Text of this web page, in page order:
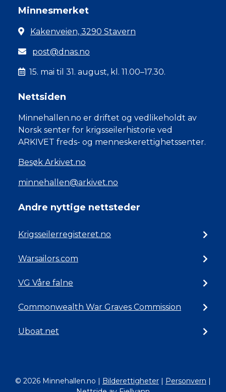
Minnesmerket
Kakenveien, 3290 Stavern
post@dnas.no
15. mai til 31. august, kl. 11.00–17.30.
Nettsiden
Minnehallen.no er driftet og vedlikeholdt av
Norsk senter for krigsseilerhistorie ved
ARKIVET freds- og menneskerettighetssenter.
Besøk Arkivet.no
minnehallen@arkivet.no
Andre nyttige nettsteder
Krigsseilerregisteret.no
Warsailors.com
VG Våre falne
Commonwealth War Graves Commission
Uboat.net
© 2026 Minnehallen.no | Bilderettigheter | Personvern |